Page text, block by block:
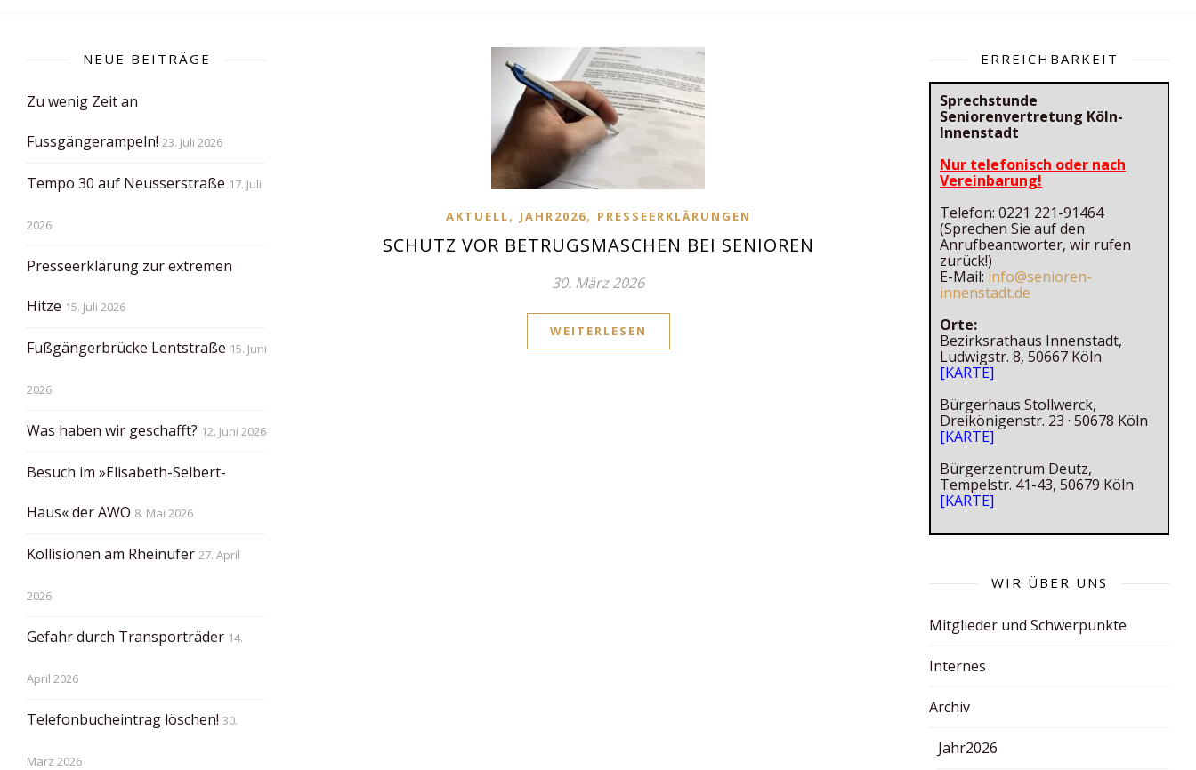
NEUE BEITRÄGE
Zu wenig Zeit an
Fussgängerampeln! 23. Juli 2026
Tempo 30 auf Neusserstraße 17. Juli
2026
Presseerklärung zur extremen
Hitze 15. Juli 2026
Fußgängerbrücke Lentstraße 15. Juni
2026
Was haben wir geschafft? 12. Juni 2026
Besuch im »Elisabeth-Selbert-
Haus« der AWO 8. Mai 2026
Kollisionen am Rheinufer 27. April
2026
Gefahr durch Transporträder 14.
April 2026
Telefonbucheintrag löschen! 30.
März 2026
AKTUELL, JAHR2026, PRESSEERKLÄRUNGEN
SCHUTZ VOR BETRUGSMASCHEN BEI SENIOREN
30. März 2026
WEITERLESEN
ERREICHBARKEIT
Sprechstunde
Seniorenvertretung Köln-
Innenstadt
Nur telefonisch oder nach
Vereinbarung!
Telefon: 0221 221-91464
(Sprechen Sie auf den
Anrufbeantworter, wir rufen
zurück!)
E-Mail: info@senioren-
innenstadt.de
Orte:
Bezirksrathaus Innenstadt,
Ludwigstr. 8, 50667 Köln
[KARTE]
Bürgerhaus Stollwerck,
Dreikönigenstr. 23 · 50678 Köln
[KARTE]
Bürgerzentrum Deutz,
Tempelstr. 41-43, 50679 Köln
[KARTE]
WIR ÜBER UNS
Mitglieder und Schwerpunkte
Internes
Archiv
Jahr2026